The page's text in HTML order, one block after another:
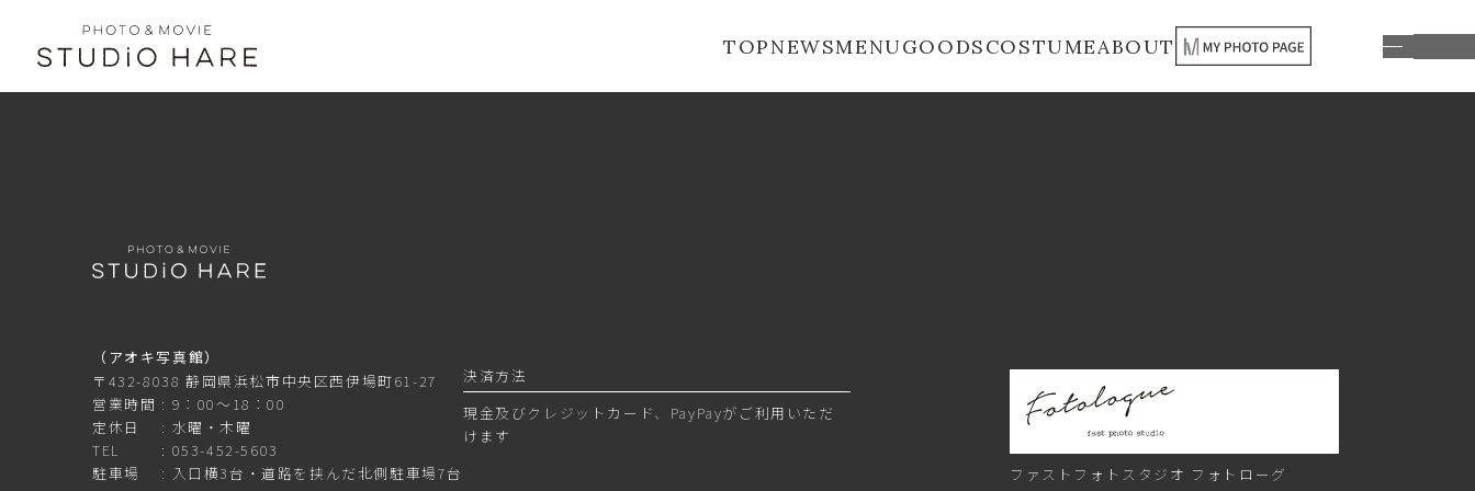
TOPNEWSMENUGOODSCOSTUMEABOUT
（アオキ写真館）
〒432-8038 静岡県浜松市中央区西伊場町61-27
営業時間
9：00～18：00
定休日
水曜・木曜
TEL
053-452-5603
駐車場
入口横3台・道路を挟んだ北側駐車場7台
決済方法
現金及びクレジットカード、PayPayがご利用いただ
けます
ファストフォトスタジオ フォトローグ